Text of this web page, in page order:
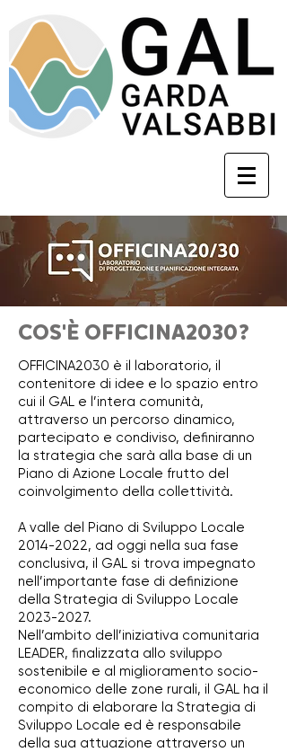
COS'È OFFICINA2030?
OFFICINA2030 è il laboratorio, il
contenitore di idee e lo spazio entro
cui il GAL e l’intera comunità,
attraverso un percorso dinamico,
partecipato e condiviso, definiranno
la strategia che sarà alla base di un
Piano di Azione Locale frutto del
coinvolgimento della collettività.
A valle del Piano di Sviluppo Locale
2014-2022, ad oggi nella sua fase
conclusiva, il GAL si trova impegnato
nell’importante fase di definizione
della Strategia di Sviluppo Locale
2023-2027.
Nell’ambito dell’iniziativa comunitaria
LEADER, finalizzata allo sviluppo
sostenibile e al miglioramento socio-
economico delle zone rurali, il GAL ha il
compito di elaborare la Strategia di
Sviluppo Locale ed è responsabile
della sua attuazione attraverso un